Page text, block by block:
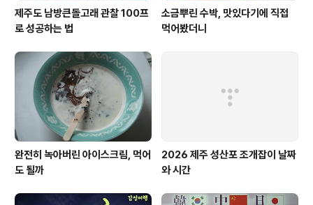
제주도 남방큰돌고래 관찰 100프
로 성공하는 법
소금뿌린 수박, 맛있다기에 직접
먹어봤더니
완전히 녹아버린 아이스크림, 먹어
도 될까
2026 제주 성산포 조개잡이 날짜
와 시간